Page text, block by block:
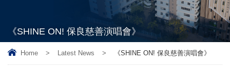
《SHINE ON! 保良慈善演唱會》
Home > Latest News > 《SHINE ON! 保良慈善演唱會》